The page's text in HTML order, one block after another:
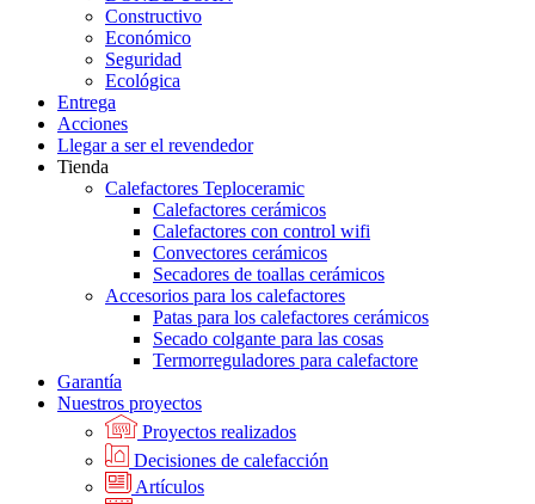
Constructivo
Económico
Seguridad
Ecológica
Entrega
Acciones
Llegar a ser el revendedor
Tienda
Calefactores Teploceramic
Calefactores cerámicos
Calefactores con control wifi
Convectores cerámicos
Secadores de toallas cerámicos
Accesorios para los calefactores
Patas para los calefactores cerámicos
Secado colgante para las cosas
Termorreguladores para calefactore
Garantía
Nuestros proyectos
Proyectos realizados
Decisiones de calefacción
Artículos